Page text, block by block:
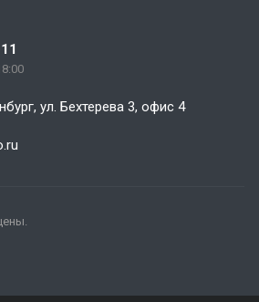
ул. Бехтерева 3, офис 4